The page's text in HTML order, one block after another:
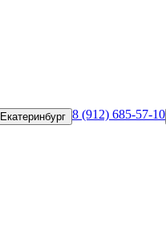
Екатеринбург 8 (912) 685-57-10